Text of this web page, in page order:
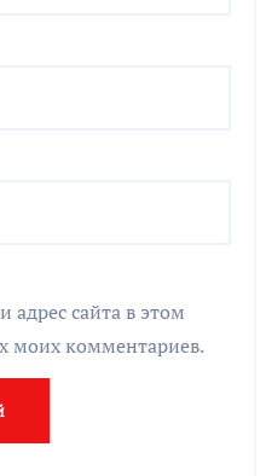
сайта в этом
моих комментариев.